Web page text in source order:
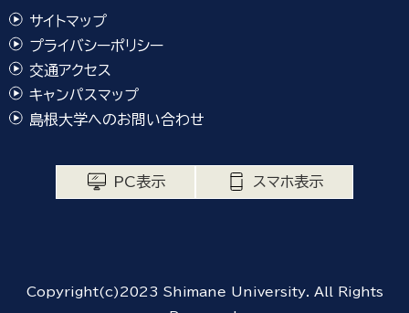
サイトマップ
プライバシーポリシー
交通アクセス
キャンパスマップ
島根大学へのお問い合わせ
PC表示 スマホ表示
Copyright(c)2023 Shimane University. All Rights